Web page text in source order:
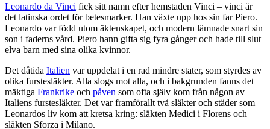
Leonardo da Vinci fick sitt namn efter hemstaden Vinci – vinci är
det latinska ordet för betesmarker. Han växte upp hos sin far Piero.
Leonardo var född utom äktenskapet, och modern lämnade snart sin
son i faderns vård. Piero hann gifta sig fyra gånger och hade till slut
elva barn med sina olika kvinnor.
Det dåtida Italien var uppdelat i en rad mindre stater, som styrdes av
olika furstesläkter. Alla slogs mot alla, och i bakgrunden fanns det
mäktiga Frankrike och påven som ofta själv kom från någon av
Italiens furstesläkter. Det var framförallt två släkter och städer som
Leonardos liv kom att kretsa kring: släkten Medici i Florens och
släkten Sforza i Milano.